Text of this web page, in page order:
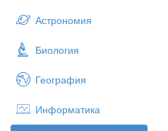
Астрономия
Биология
География
Информатика